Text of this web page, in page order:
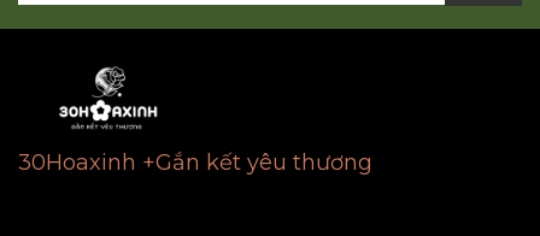
30Hoaxinh +Gắn kết yêu thương